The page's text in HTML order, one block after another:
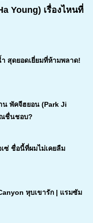
Young) เรื่องไหนที่
สุดยอดเยี่ยมที่ห้ามพลาด!
น พัคจีฮยอน (Park Ji
ณชื่นชอบ?
ซ่ ชื่อนี้ที่ผมไม่เคยลืม
หุบเขารัก | แรมซัม